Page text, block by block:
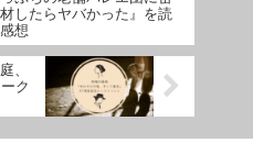
したらヤバかった』を読
想
、
ク